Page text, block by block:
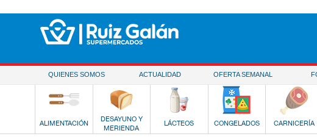
QUIENES SOMOS ACTUALIDAD OFERTA SEMANAL
ALIMENTACIÓN
DESAYUNO Y
MERIENDA
LÁCTEOS CONGELADOS CARNICERÍA